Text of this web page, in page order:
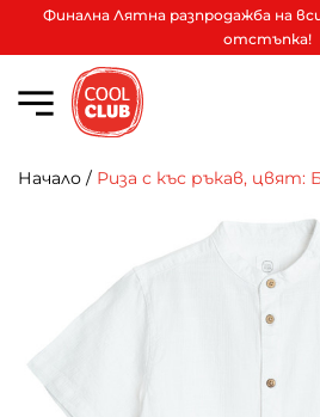
Финална Лятна разпродажба на
отстъпка!
Начало / Риза с къс ръкав, цвят: